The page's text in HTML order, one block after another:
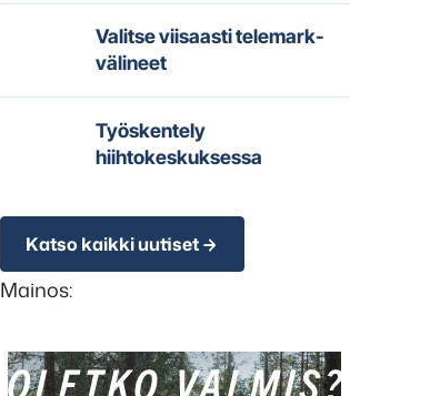
Valitse viisaasti telemark-
välineet
Työskentely
hiihtokeskuksessa
Katso kaikki uutiset
Mainos: